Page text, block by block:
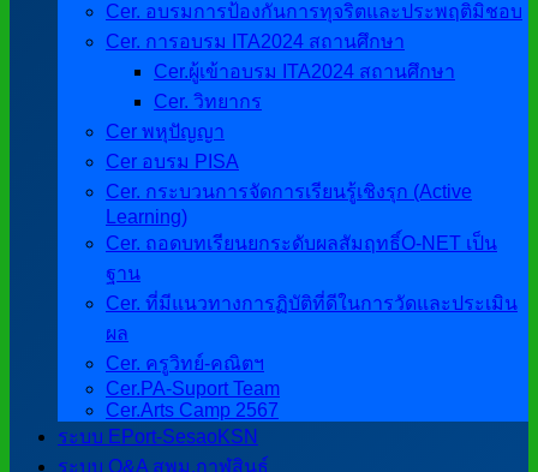
Cer. อบรมการป้องกันการทุจริตและประพฤติมิชอบ
Cer. การอบรม ITA2024 สถานศึกษา
Cer.ผู้เข้าอบรม ITA2024 สถานศึกษา
Cer. วิทยากร
Cer พหุปัญญา
Cer อบรม PISA
Cer. กระบวนการจัดการเรียนรู้เชิงรุก (Active
Learning)
Cer. ถอดบทเรียนยกระดับผลสัมฤทธิ์O-NET เป็น
ฐาน
Cer. ที่มีแนวทางการฏิบัติที่ดีในการวัดและประเมิน
ผล
Cer. ครูวิทย์-คณิตฯ
Cer.PA-Suport Team
Cer.Arts Camp 2567
ระบบ EPort-SesaoKSN
ระบบ Q&A สพม.กาฬสินธุ์